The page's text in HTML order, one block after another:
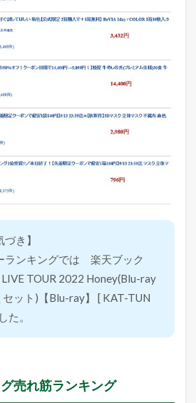
き】
ランキングでは 楽天ブック
TOUR 2022 Honey(Blu-ray
ット)【Blu-ray】 [ KAT-TUN
た。
売れ筋ランキング